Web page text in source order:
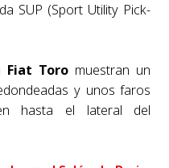
SUP (Sport Utility Pick-
Fiat Toro muestran un
y unos faros
hasta el lateral del